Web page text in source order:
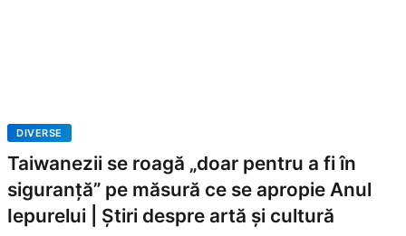
DIVERSE
Taiwanezii se roagă „doar pentru a fi în
siguranță” pe măsură ce se apropie Anul
Iepurelui | Știri despre artă și cultură